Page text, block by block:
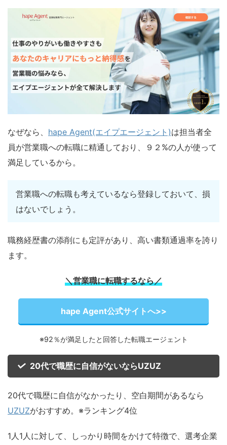
なぜなら、 hape Agent(エイプエージェント)は担当者全
員が営業職への転職に精通しており、９２%の人が使って
満足しているから。
営業職への転職も考えているなら登録しておいて、損
はないでしょう。
職務経歴書の添削にも定評があり、高い書類通過率を誇り
ます。
＼営業職に転職するなら／
hape Agent公式サイトへ>>
※92％が満足したと回答した転職エージェント
20代で職歴に自信がないならUZUZ
20代で職歴に自信がなかったり、空白期間があるなら
UZUZがおすすめ。 ※ランキング4位
1人1人に対して、しっかり時間をかけて特徴で、選考企業